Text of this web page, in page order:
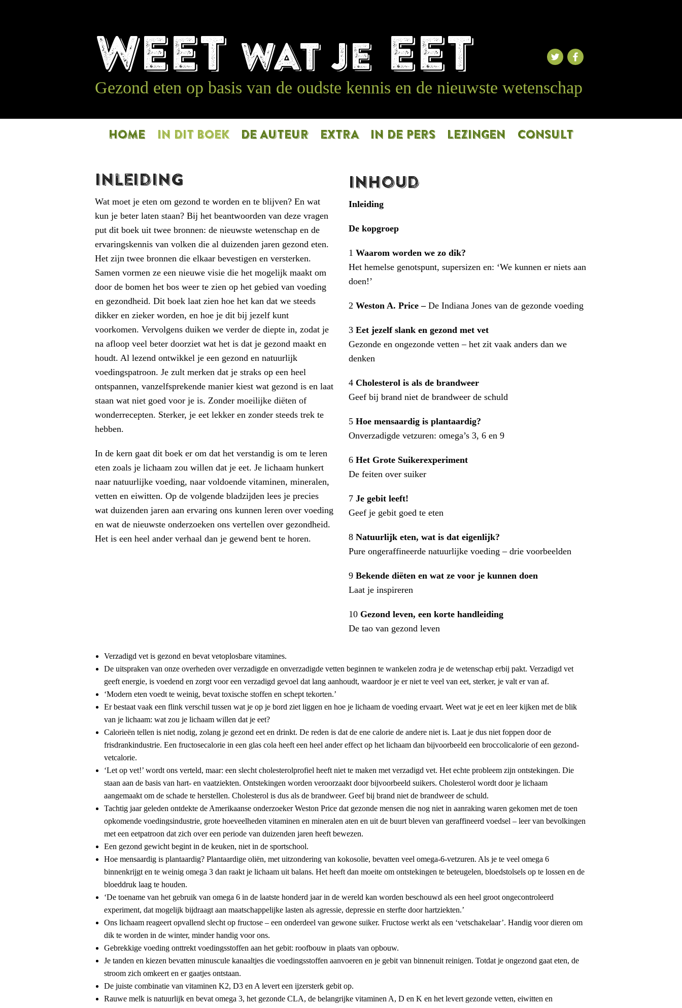
WEET WAT JE EET
Gezond eten op basis van de oudste kennis en de nieuwste wetenschap
HOME IN DIT BOEK DE AUTEUR EXTRA IN DE PERS LEZINGEN CONSULT
Inleiding
Wat moet je eten om gezond te worden en te blijven? En wat
kun je beter laten staan? Bij het beantwoorden van deze vragen
put dit boek uit twee bronnen: de nieuwste wetenschap en de
ervaringskennis van volken die al duizenden jaren gezond eten.
Het zijn twee bronnen die elkaar bevestigen en versterken.
Samen vormen ze een nieuwe visie die het mogelijk maakt om
door de bomen het bos weer te zien op het gebied van voeding
en gezondheid. Dit boek laat zien hoe het kan dat we steeds
dikker en zieker worden, en hoe je dit bij jezelf kunt
voorkomen. Vervolgens duiken we verder de diepte in, zodat je
na afloop veel beter doorziet wat het is dat je gezond maakt en
houdt. Al lezend ontwikkel je een gezond en natuurlijk
voedingspatroon. Je zult merken dat je straks op een heel
ontspannen, vanzelfsprekende manier kiest wat gezond is en laat
staan wat niet goed voor je is. Zonder moeilijke diëten of
wonderrecepten. Sterker, je eet lekker en zonder steeds trek te
hebben.
In de kern gaat dit boek er om dat het verstandig is om te leren
eten zoals je lichaam zou willen dat je eet. Je lichaam hunkert
naar natuurlijke voeding, naar voldoende vitaminen, mineralen,
vetten en eiwitten. Op de volgende bladzijden lees je precies
wat duizenden jaren aan ervaring ons kunnen leren over voeding
en wat de nieuwste onderzoeken ons vertellen over gezondheid.
Het is een heel ander verhaal dan je gewend bent te horen.
Inhoud
Inleiding
De kopgroep
1 Waarom worden we zo dik?
Het hemelse genotspunt, supersizen en: ‘We kunnen er niets aan
doen!’
2 Weston A. Price – De Indiana Jones van de gezonde voeding
3 Eet jezelf slank en gezond met vet
Gezonde en ongezonde vetten – het zit vaak anders dan we
denken
4 Cholesterol is als de brandweer
Geef bij brand niet de brandweer de schuld
5 Hoe mensaardig is plantaardig?
Onverzadigde vetzuren: omega’s 3, 6 en 9
6 Het Grote Suikerexperiment
De feiten over suiker
7 Je gebit leeft!
Geef je gebit goed te eten
8 Natuurlijk eten, wat is dat eigenlijk?
Pure ongeraffineerde natuurlijke voeding – drie voorbeelden
9 Bekende diëten en wat ze voor je kunnen doen
Laat je inspireren
10 Gezond leven, een korte handleiding
De tao van gezond leven
Verzadigd vet is gezond en bevat vetoplosbare vitamines.
De uitspraken van onze overheden over verzadigde en onverzadigde vetten beginnen te wankelen zodra je de wetenschap erbij pakt. Verzadigd vet
geeft energie, is voedend en zorgt voor een verzadigd gevoel dat lang aanhoudt, waardoor je er niet te veel van eet, sterker, je valt er van af.
‘Modern eten voedt te weinig, bevat toxische stoffen en schept tekorten.’
Er bestaat vaak een flink verschil tussen wat je op je bord ziet liggen en hoe je lichaam de voeding ervaart. Weet wat je eet en leer kijken met de blik
van je lichaam: wat zou je lichaam willen dat je eet?
Calorieën tellen is niet nodig, zolang je gezond eet en drinkt. De reden is dat de ene calorie de andere niet is. Laat je dus niet foppen door de
frisdrankindustrie. Een fructosecalorie in een glas cola heeft een heel ander effect op het lichaam dan bijvoorbeeld een broccolicalorie of een gezond-
vetcalorie.
‘Let op vet!’ wordt ons verteld, maar: een slecht cholesterolprofiel heeft niet te maken met verzadigd vet. Het echte probleem zijn ontstekingen. Die
staan aan de basis van hart- en vaatziekten. Ontstekingen worden veroorzaakt door bijvoorbeeld suikers. Cholesterol wordt door je lichaam
aangemaakt om de schade te herstellen. Cholesterol is dus als de brandweer. Geef bij brand niet de brandweer de schuld.
Tachtig jaar geleden ontdekte de Amerikaanse onderzoeker Weston Price dat gezonde mensen die nog niet in aanraking waren gekomen met de toen
opkomende voedingsindustrie, grote hoeveelheden vitaminen en mineralen aten en uit de buurt bleven van geraffineerd voedsel – leer van bevolkingen
met een eetpatroon dat zich over een periode van duizenden jaren heeft bewezen.
Een gezond gewicht begint in de keuken, niet in de sportschool.
Hoe mensaardig is plantaardig? Plantaardige oliën, met uitzondering van kokosolie, bevatten veel omega-6-vetzuren. Als je te veel omega 6
binnenkrijgt en te weinig omega 3 dan raakt je lichaam uit balans. Het heeft dan moeite om ontstekingen te beteugelen, bloedstolsels op te lossen en de
bloeddruk laag te houden.
‘De toename van het gebruik van omega 6 in de laatste honderd jaar in de wereld kan worden beschouwd als een heel groot ongecontroleerd
experiment, dat mogelijk bijdraagt aan maatschappelijke lasten als agressie, depressie en sterfte door hartziekten.’
Ons lichaam reageert opvallend slecht op fructose – een onderdeel van gewone suiker. Fructose werkt als een ‘vetschakelaar’. Handig voor dieren om
dik te worden in de winter, minder handig voor ons.
Gebrekkige voeding onttrekt voedingsstoffen aan het gebit: roofbouw in plaats van opbouw.
Je tanden en kiezen bevatten minuscule kanaaltjes die voedingsstoffen aanvoeren en je gebit van binnenuit reinigen. Totdat je ongezond gaat eten, de
stroom zich omkeert en er gaatjes ontstaan.
De juiste combinatie van vitaminen K2, D3 en A levert een ijzersterk gebit op.
Rauwe melk is natuurlijk en bevat omega 3, het gezonde CLA, de belangrijke vitaminen A, D en K en het levert gezonde vetten, eiwitten en